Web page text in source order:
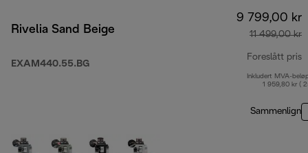
Rivelia Sand Beige
EXAM440.55.BG
9 799,00 kr
11 499,00 kr
Foreslått pris
Inkludert MVA-
1 959,80 kr (
Sammenlign